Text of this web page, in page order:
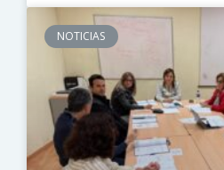
NOTICIAS